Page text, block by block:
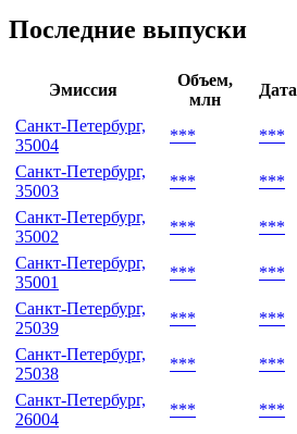
Последние выпуски
Эмиссия
Объем,
млн
Дата
Санкт-Петербург,
35004
*** ***
Санкт-Петербург,
35003
*** ***
Санкт-Петербург,
35002
*** ***
Санкт-Петербург,
35001
*** ***
Санкт-Петербург,
25039
*** ***
Санкт-Петербург,
25038
*** ***
Санкт-Петербург,
26004
*** ***